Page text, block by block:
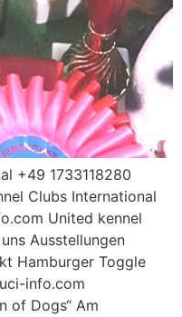
+49 1733118280
Clubs International
United kennel
Ausstellungen
Hamburger Toggle
info.com
of Dogs“ Am